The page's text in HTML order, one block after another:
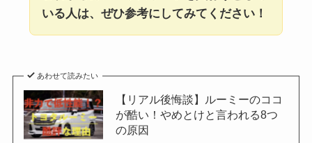
いる人は、ぜひ参考にしてみてください！
あわせて読みたい
【リアル後悔談】ルーミーのココ
が酷い！やめとけと言われる8つ
の原因